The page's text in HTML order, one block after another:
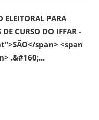
ELEITORAL PARA
DE CURSO DO IFFAR -
span> <span
.&#160;...